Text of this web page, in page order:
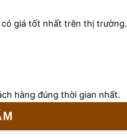
giá tốt nhất trên thị trường.
hàng đúng thời gian nhất.